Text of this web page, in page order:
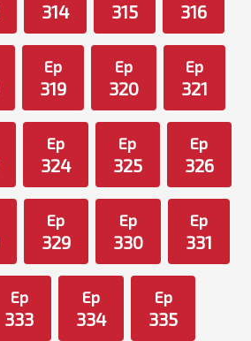
314 315 316
Ep
319
Ep
320
Ep
321
Ep
324
Ep
325
Ep
326
Ep
329
Ep
330
Ep
331
Ep
333
Ep
334
Ep
335